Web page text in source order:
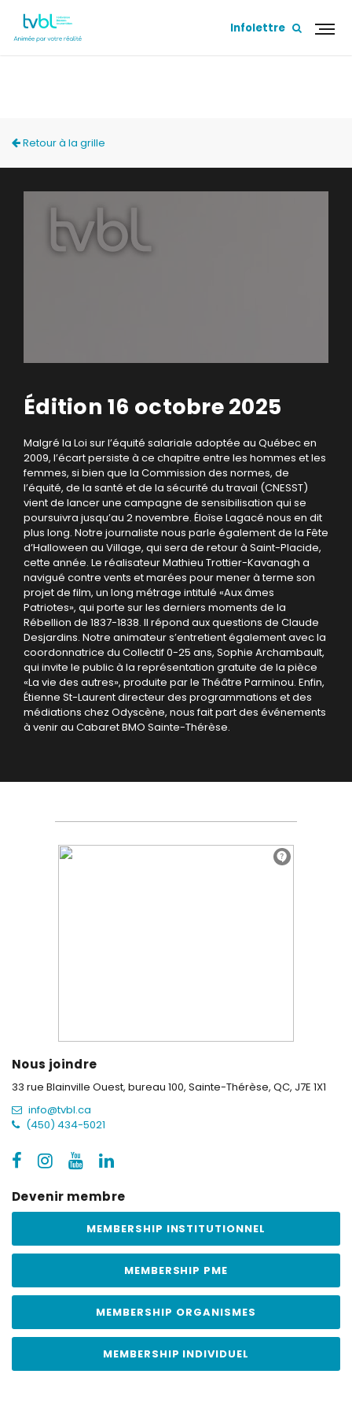
Infolettre
Retour à la grille
Édition 16 octobre 2025
Malgré la Loi sur l’équité salariale adoptée au Québec en
2009, l’écart persiste à ce chapitre entre les hommes et les
femmes, si bien que la Commission des normes, de
l’équité, de la santé et de la sécurité du travail (CNESST)
vient de lancer une campagne de sensibilisation qui se
poursuivra jusqu’au 2 novembre. Éloïse Lagacé nous en dit
plus long. Notre journaliste nous parle également de la Fête
d’Halloween au Village, qui sera de retour à Saint-Placide,
cette année. Le réalisateur Mathieu Trottier-Kavanagh a
navigué contre vents et marées pour mener à terme son
projet de film, un long métrage intitulé «Aux âmes
Patriotes», qui porte sur les derniers moments de la
Rébellion de 1837-1838. Il répond aux questions de Claude
Desjardins. Notre animateur s’entretient également avec la
coordonnatrice du Collectif 0-25 ans, Sophie Archambault,
qui invite le public à la représentation gratuite de la pièce
«La vie des autres», produite par le Théâtre Parminou. Enfin,
Étienne St-Laurent directeur des programmations et des
médiations chez Odyscène, nous fait part des événements
à venir au Cabaret BMO Sainte-Thérèse.
Nous joindre
33 rue Blainville Ouest, bureau 100, Sainte-Thérèse, QC, J7E 1X1
info@tvbl.ca
(450) 434-5021
Devenir membre
MEMBERSHIP INSTITUTIONNEL
MEMBERSHIP PME
MEMBERSHIP ORGANISMES
MEMBERSHIP INDIVIDUEL